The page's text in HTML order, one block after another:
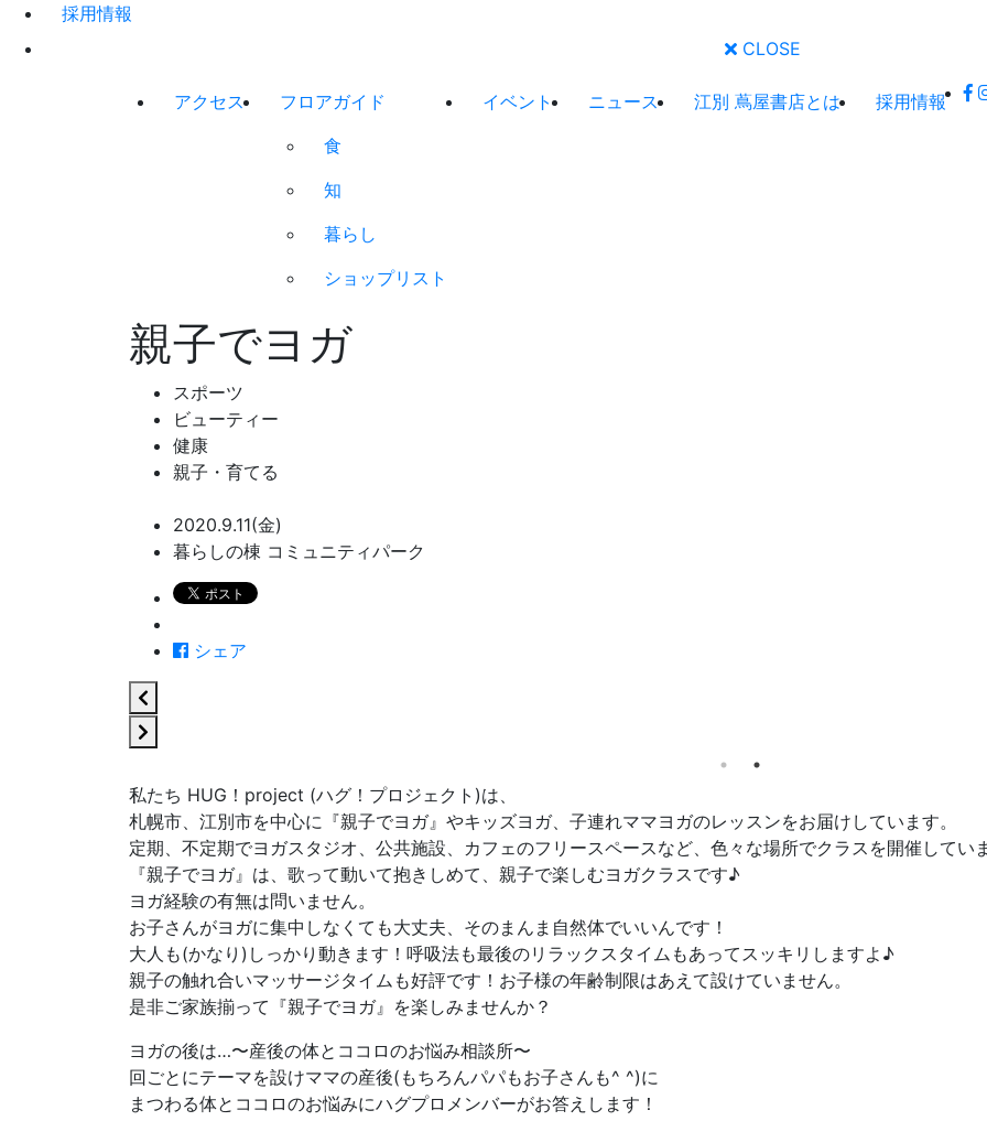
採用情報
CLOSE
アクセス
フロアガイド
食
知
暮らし
ショップリスト
イベント ニュース 江別 蔦屋書店とは 採用情報
親子でヨガ
スポーツ
ビューティー
健康
親子・育てる
2020.9.11(金)
暮らしの棟 コミュニティパーク
シェア
私たち HUG！project (ハグ！プロジェクト)は、
札幌市、江別市を中心に『親子でヨガ』やキッズヨガ、子連れママヨガのレッスンをお届けしています。
定期、不定期でヨガスタジオ、公共施設、カフェのフリースペースなど、色々な場所でクラスを開催してい
『親子でヨガ』は、歌って動いて抱きしめて、親子で楽しむヨガクラスです♪
ヨガ経験の有無は問いません。
お子さんがヨガに集中しなくても大丈夫、そのまんま自然体でいいんです！
大人も(かなり)しっかり動きます！呼吸法も最後のリラックスタイムもあってスッキリしますよ♪
親子の触れ合いマッサージタイムも好評です！お子様の年齢制限はあえて設けていません。
是非ご家族揃って『親子でヨガ』を楽しみませんか？
ヨガの後は…〜産後の体とココロのお悩み相談所〜
回ごとにテーマを設けママの産後(もちろんパパもお子さんも^ ^)に
まつわる体とココロのお悩みにハグプロメンバーがお答えします！